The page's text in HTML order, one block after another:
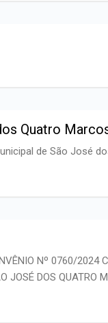
Quatro
de São José
Nº 0760/
JOSÉ DOS QUATRO